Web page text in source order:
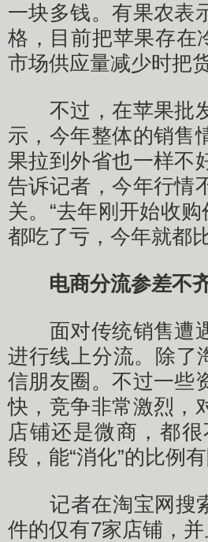
一块多钱。有果农表
格，目前把苹果存在
市场供应量减少时把
不过，在苹果批发
示，今年整体的销售
果拉到外省也一样不
告诉记者，今年行情
关。“去年刚开始收
都吃了亏，今年就都
电商分流参差不
面对传统销售遭遇
进行线上分流。除了
信朋友圈。不过一些
快，竞争非常激烈，
店铺还是微商，都
段，能“消化”的比例
记者在淘宝网搜索
件的仅有7家店铺，